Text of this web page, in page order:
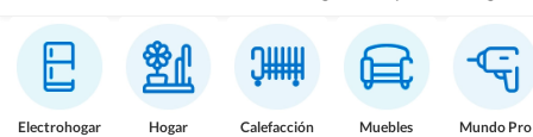
Electrohogar Hogar Calefacción Muebles Mundo Pro